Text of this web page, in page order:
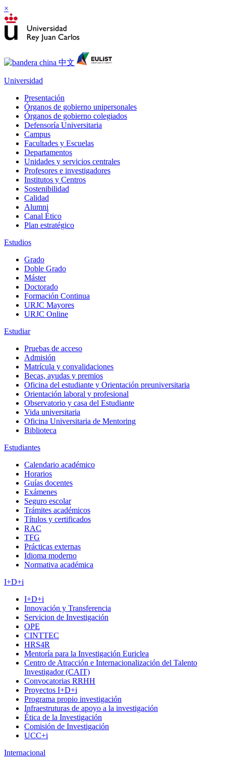
×
Universidad
Presentación
Órganos de gobierno unipersonales
Órganos de gobierno colegiados
Defensoría Universitaria
Campus
Facultades y Escuelas
Departamentos
Unidades y servicios centrales
Profesores e investigadores
Institutos y Centros
Sostenibilidad
Calidad
Alumni
Canal Ético
Plan estratégico
Estudios
Grado
Doble Grado
Máster
Doctorado
Formación Continua
URJC Mayores
URJC Online
Estudiar
Pruebas de acceso
Admisión
Matrícula y convalidaciones
Becas, ayudas y premios
Oficina del estudiante y Orientación preuniversitaria
Orientación laboral y profesional
Observatorio y casa del Estudiante
Vida universitaria
Oficina Universitaria de Mentoring
Biblioteca
Estudiantes
Calendario académico
Horarios
Guías docentes
Exámenes
Seguro escolar
Trámites académicos
Títulos y certificados
RAC
TFG
Prácticas externas
Idioma moderno
Normativa académica
I+D+i
I+D+i
Innovación y Transferencia
Servicion de Investigación
OPE
CINTTEC
HRS4R
Mentoría para la Investigación Euriclea
Centro de Atracción e Internacionalización del Talento
Investigador (CAIT)
Convocatorias RRHH
Proyectos I+D+i
Programa propio investigación
Infraestruturas de apoyo a la investigación
Ética de la Investigación
Comisión de Investigación
UCC+i
Internacional